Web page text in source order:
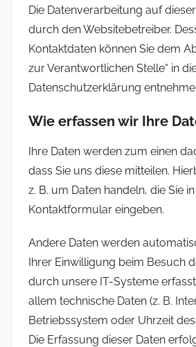
Die Datenverarbeitung auf
durch den Websitebetreiber.
Kontaktdaten können Sie dem
zur Verantwortlichen Stelle“ in
Datenschutzerklärung
Wie erfassen wir Ihre
Ihre Daten werden zum einen
dass Sie uns diese mitteilen.
z. B. um Daten handeln, die Sie
Kontaktformular eingeben.
Andere Daten werden
Ihrer Einwilligung beim Besuch
durch unsere IT-Systeme
allem technische Daten (z. B.
Betriebssystem oder Uhrzeit
Die Erfassung dieser Daten